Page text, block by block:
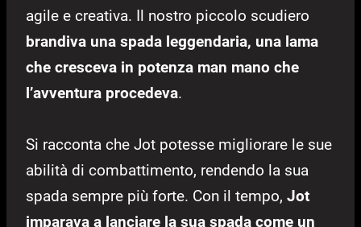
agile e creativa. Il nostro piccolo scudiero
brandiva una spada leggendaria, una lama
che cresceva in potenza man mano che
l’avventura procedeva.
Si racconta che Jot potesse migliorare le sue
abilità di combattimento, rendendo la sua
spada sempre più forte. Con il tempo, Jot
imparava a lanciare la sua spada come un